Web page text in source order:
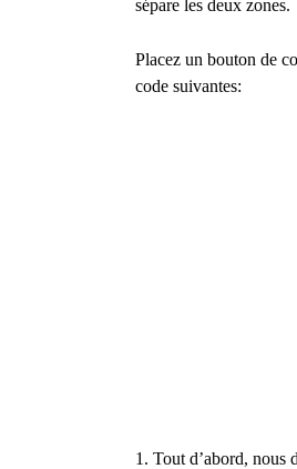
sépare les deux zones.
Placez un bouton de
code suivantes:
1. Tout d’abord, nous